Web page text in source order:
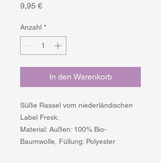
9,95 €Preis
Anzahl *
In den Warenkorb
Süße Rassel vom niederländischen
Label Fresk.
Material: Außen: 100% Bio-
Baumwolle, Füllung: Polyester